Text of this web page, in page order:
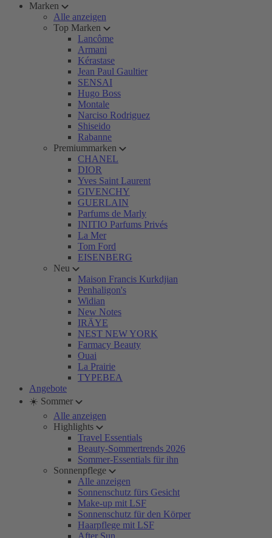
Marken
Alle anzeigen
Top Marken
Lancôme
Armani
Kérastase
Jean Paul Gaultier
SENSAI
Hugo Boss
Montale
Narciso Rodriguez
Shiseido
Rabanne
Premiummarken
CHANEL
DIOR
Yves Saint Laurent
GIVENCHY
GUERLAIN
Parfums de Marly
INITIO Parfums Privés
La Mer
Tom Ford
EISENBERG
Neu
Maison Francis Kurkdjian
Penhaligon's
Widian
New Notes
IRÄYE
NEST NEW YORK
Farmacy Beauty
Ouai
La Prairie
TYPEBEA
Angebote
☀️ Sommer
Alle anzeigen
Highlights
Travel Essentials
Beauty-Sommertrends 2026
Sommer-Essentials für ihn
Sonnenpflege
Alle anzeigen
Sonnenschutz fürs Gesicht
Make-up mit LSF
Sonnenschutz für den Körper
Haarpflege mit LSF
After Sun